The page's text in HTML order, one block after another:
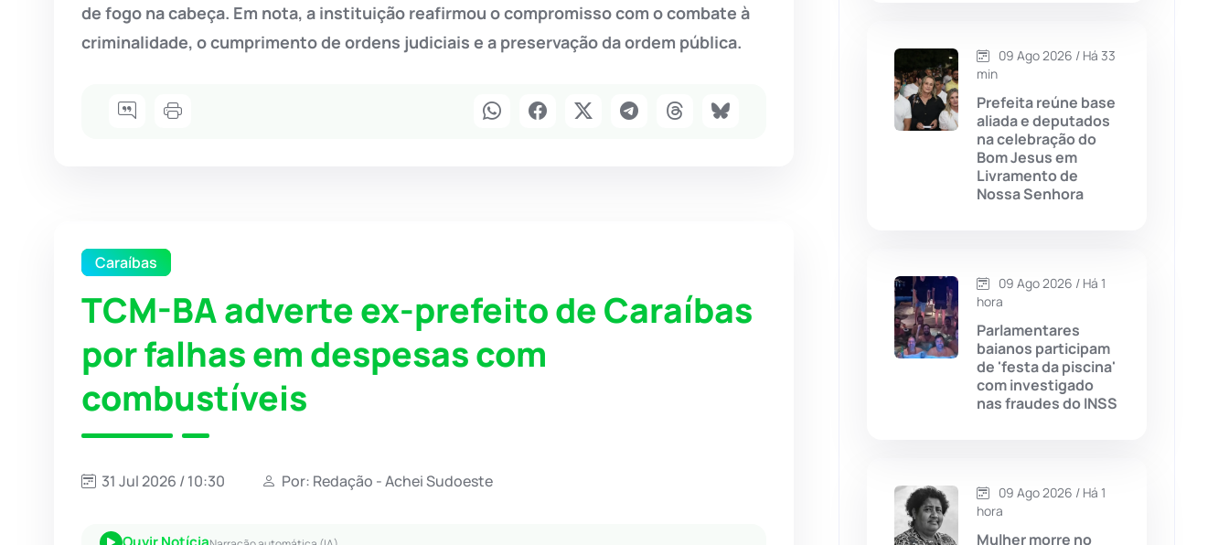
de fogo na cabeça. Em nota, a instituição reafirmou o compromisso com o combate à
criminalidade, o cumprimento de ordens judiciais e a preservação da ordem pública.
Caraíbas
TCM-BA adverte ex-prefeito de Caraíbas
por falhas em despesas com
combustíveis
31 Jul 2026 / 10:30 Por: Redação - Achei Sudoeste
Carinhanha (300)
Caturama (65)
Chapada Diamantina
Cordeiros
Dom Basílio (391)
(1236)
Érico Cardoso
09 Ago 2026 / Há 33
min
Prefeita reúne base
aliada e deputados
na celebração do
Bom Jesus em
Livramento de
Nossa Senhora
09 Ago 2026 / Há 1
hora
Parlamentares
baianos participam
de 'festa da piscina'
com investigado
nas fraudes do INSS
09 Ago 2026 / Há 1
hora
Mulher morre no